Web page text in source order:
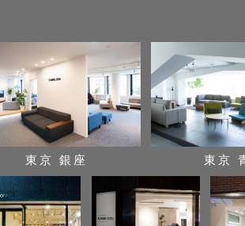
東京 銀座 東京